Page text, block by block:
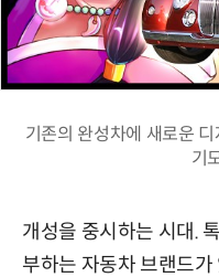
기존의 완성차에 새로운
기
개성을 중시하는 시대.
부하는 자동차 브랜드가